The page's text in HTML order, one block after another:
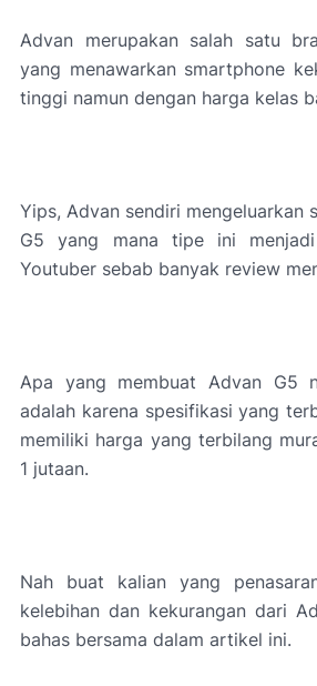
Advan merupakan salah satu
yang menawarkan smartphone
tinggi namun dengan harga kelas
Yips, Advan sendiri mengeluarkan
G5 yang mana tipe ini
Youtuber sebab banyak review
Apa yang membuat Advan G5
adalah karena spesifikasi yang
memiliki harga yang terbilang
1 jutaan.
Nah buat kalian yang
kelebihan dan kekurangan dari
bahas bersama dalam artikel ini.